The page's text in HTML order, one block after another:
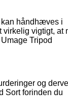
kan håndhæves i
virkelig vigtigt, at
Tripod
og
Sort forinden du